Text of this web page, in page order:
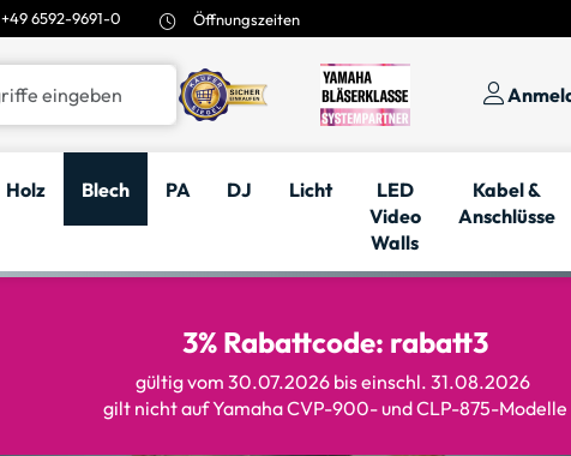
+49 6592-9691-0 Öffnungszeiten
Holz Blech PA DJ Licht
LED
Video
Walls
Kabel &
Anschlüsse
3% Rabattcode: rabatt3
gültig vom 30.07.2026 bis einschl. 31.08.2026
gilt nicht auf Yamaha CVP-900- und CLP-875-Modelle